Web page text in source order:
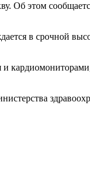
Об этом
в срочной